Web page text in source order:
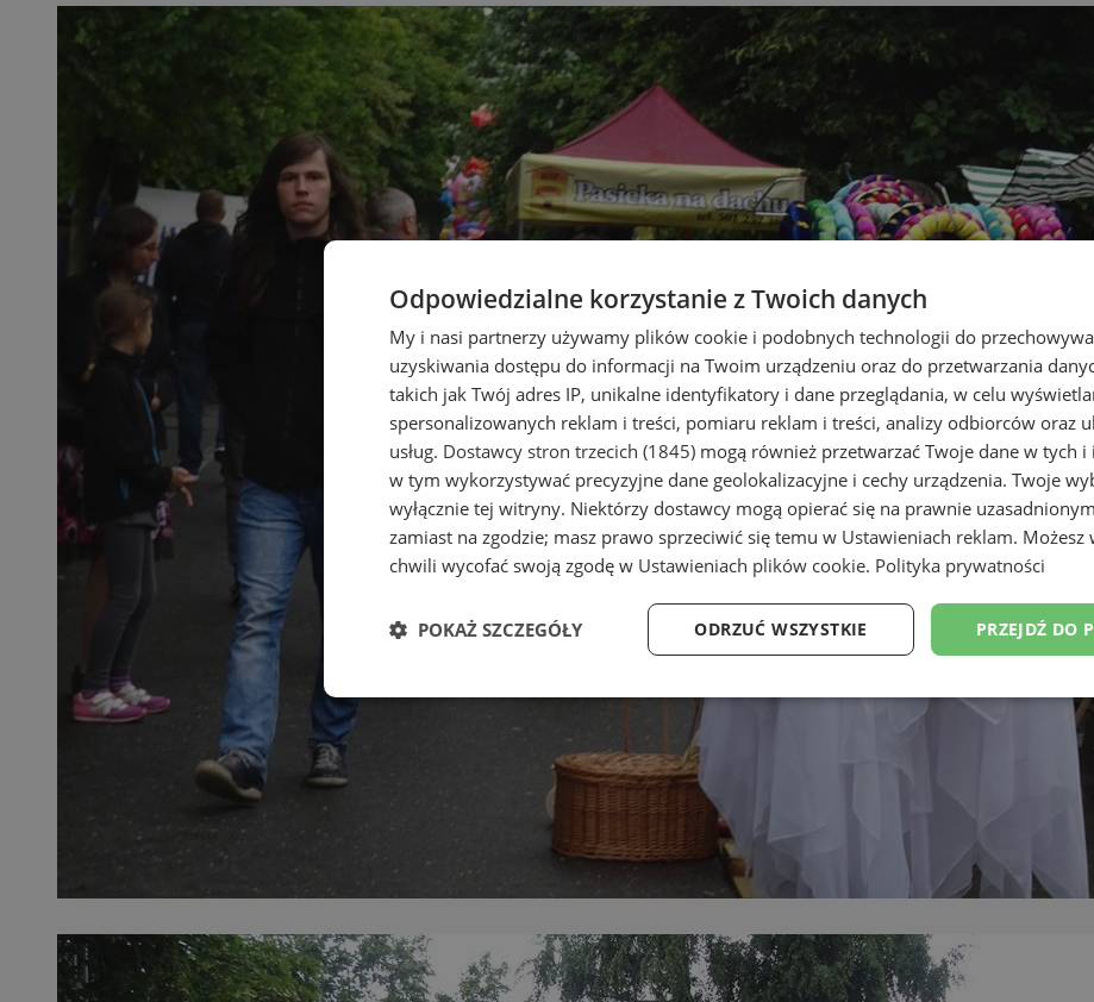
Odpowiedzialne korzystanie z Twoich danych
My i nasi partnerzy używamy plików cookie i podobnych technologii do
uzyskiwania dostępu do informacji na Twoim urządzeniu oraz do przetwarzania
takich jak Twój adres IP, unikalne identyfikatory i dane przeglądania, w celu
spersonalizowanych reklam i treści, pomiaru reklam i treści, analizy odbiorców oraz
usług. Dostawcy stron trzecich (1845) mogą również przetwarzać Twoje dane w tych i
w tym wykorzystywać precyzyjne dane geolokalizacyjne i cechy urządzenia. Twoje
wyłącznie tej witryny. Niektórzy dostawcy mogą opierać się na prawnie
zamiast na zgodzie; masz prawo sprzeciwić się temu w Ustawieniach reklam. Możesz
chwili wycofać swoją zgodę w Ustawieniach plików cookie. Polityka prywatności
PRZEJDŹ DO
ODRZUĆ WSZYSTKIE
POKAŻ SZCZEGÓŁY
Niezbędne Wydajność Targetowanie Funkcjonalność
Wydajność Targetowanie Funkcjonalność Niesklasyfikowane
zarządzanie kontem. Bez niezbędnych plików cookie nie można prawidłowo korzystać ze strony internetowej.
Nazwa Provider/ Domena
Okres
przechowywania
Opis